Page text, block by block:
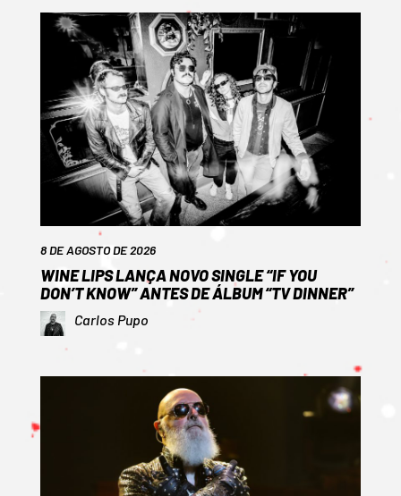
8 DE AGOSTO DE 2026
WINE LIPS LANÇA NOVO SINGLE “IF YOU
DON’T KNOW” ANTES DE ÁLBUM “TV DINNER”
Carlos Pupo